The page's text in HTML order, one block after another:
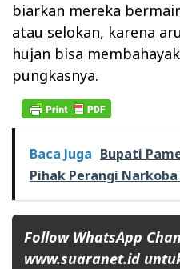
biarkan mereka
atau selokan, karena
hujan bisa
pungkasnya.
Baca Juga Bupati
Pihak Perangi
Follow WhatsApp
www.suaranet.id